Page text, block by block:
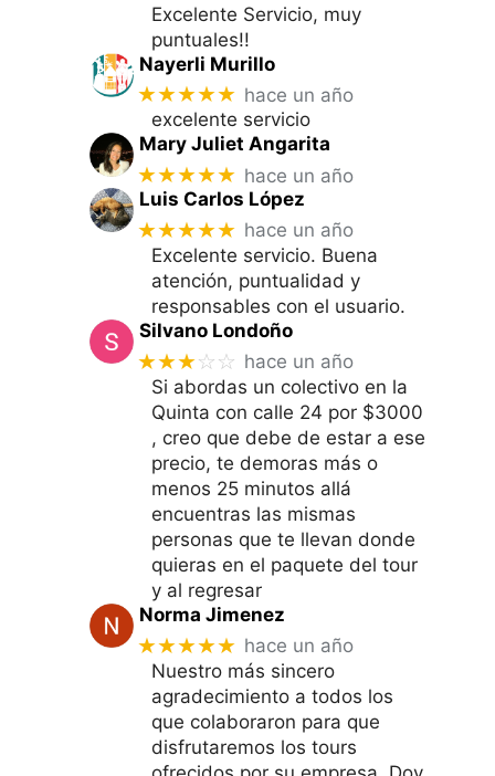
Excelente Servicio, muy
puntuales!!
Nayerli Murillo
★★★★★ hace un año
excelente servicio
Mary Juliet Angarita
★★★★★ hace un año
Luis Carlos López
★★★★★ hace un año
Excelente servicio. Buena
atención, puntualidad y
responsables con el usuario.
Silvano Londoño
★★★☆☆ hace un año
Si abordas un colectivo en la
Quinta con calle 24 por $3000
, creo que debe de estar a ese
precio, te demoras más o
menos 25 minutos allá
encuentras las mismas
personas que te llevan donde
quieras en el paquete del tour
y al regresar
Norma Jimenez
★★★★★ hace un año
Nuestro más sincero
agradecimiento a todos los
que colaboraron para que
disfrutaremos los tours